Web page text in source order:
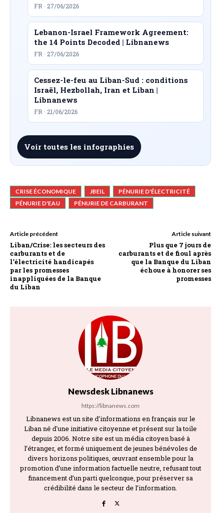
FR · 27/06/2026
Lebanon-Israel Framework Agreement:
the 14 Points Decoded | Libnanews
FR · 27/06/2026
Cessez-le-feu au Liban-Sud : conditions
Israël, Hezbollah, Iran et Liban |
Libnanews
FR · 21/06/2026
Voir toutes les infographies
CRISE ÉCONOMIQUE JBEIL
PÉNURIE D'ÉLECTRICITÉ
PÉNURIE D'EAU
PÉNURIE DE CARBURANT
Article précédent
Liban/Crise: les secteurs des
carburants et de
l’électricité handicapés
par les promesses
inappliquées de la Banque
du Liban
Article suivant
Plus que 7 jours de
carburants et de fioul après
que la Banque du Liban
échoue à honorer ses
promesses
Newsdesk Libnanews
https://libnanews.com
Libnanews est un site d'informations en français sur le
Liban né d'une initiative citoyenne et présent sur la toile
depuis 2006. Notre site est un média citoyen basé à
l’étranger, et formé uniquement de jeunes bénévoles de
divers horizons politiques, œuvrant ensemble pour la
promotion d’une information factuelle neutre, refusant tout
financement d’un parti quelconque, pour préserver sa
crédibilité dans le secteur de l’information.